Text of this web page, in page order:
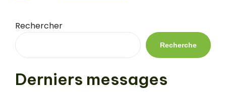
l’environnement »
Rechercher
Recherche
Derniers messages